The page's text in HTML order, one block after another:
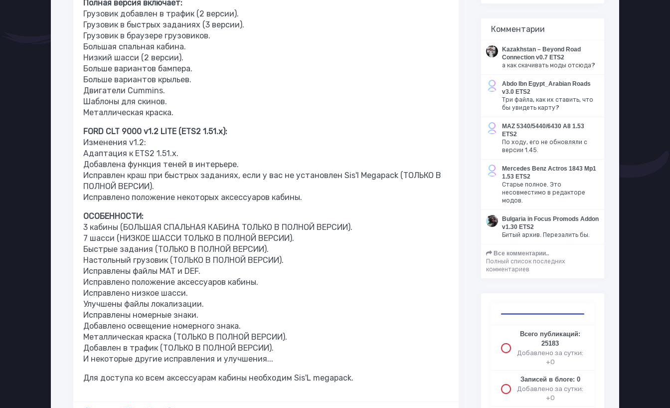
Полная версия включает:
Грузовик добавлен в трафик (2 версии).
Грузовик в быстрых заданиях (3 версии).
Грузовик в браузере грузовиков.
Большая спальная кабина.
Низкий шасси (2 версии).
Больше вариантов бампера.
Больше вариантов крыльев.
Двигатели Cummins.
Шаблоны для скинов.
Металлическая краска.
FORD CLT 9000 v1.2 LITE (ETS2 1.51.x):
Изменения v1.2:
Адаптация к ETS2 1.51.x.
Добавлена функция теней в интерьере.
Исправлен краш при быстрых заданиях, если у вас не установлен Sis'l Megapack (ТОЛЬКО В
ПОЛНОЙ ВЕРСИИ).
Исправлено положение некоторых аксессуаров кабины.
ОСОБЕННОСТИ:
3 кабины (БОЛЬШАЯ СПАЛЬНАЯ КАБИНА ТОЛЬКО В ПОЛНОЙ ВЕРСИИ).
7 шасси (НИЗКОЕ ШАССИ ТОЛЬКО В ПОЛНОЙ ВЕРСИИ).
Быстрые задания (ТОЛЬКО В ПОЛНОЙ ВЕРСИИ).
Настольный грузовик (ТОЛЬКО В ПОЛНОЙ ВЕРСИИ).
Исправлены файлы MAT и DEF.
Исправлено положение аксессуаров кабины.
Исправлено низкое шасси.
Улучшены файлы локализации.
Исправлены номерные знаки.
Добавлено освещение номерного знака.
Металлическая краска (ТОЛЬКО В ПОЛНОЙ ВЕРСИИ).
Добавлен в трафик (ТОЛЬКО В ПОЛНОЙ ВЕРСИИ).
И некоторые другие исправления и улучшения...
Для доступа ко всем аксессуарам кабины необходим Sis'L megapack.
Комментарии
Kazakhstan – Beyond Road
Connection v0.7 ETS2
а как скачивать моды отсюда?
Abdo Ibn Egypt_Arabian Roads
v3.0 ETS2
Три файла, как их ставить, что
бы увидеть карту?
MAZ 5340/5440/6430 A8 1.53
ETS2
По ходу, его не обновляли с
версии 1.45.
Mercedes Benz Actros 1843 Mp1
1.53 ETS2
Старье полное. Это
несовместимо в редакторе
модов.
Bulgaria in Focus Promods Addon
v1.30 ETS2
Битый архив. Перезалить бы.
Все комментарии..
Полный список последних
комментариев
Всего публикаций:
25183
Добавлено за сутки:
+0
Записей в блоге: 0
Добавлено за сутки:
+0